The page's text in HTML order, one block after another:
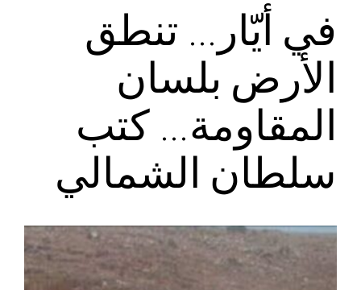
في أيّار… تنطق
الأرض بلسان
المقاومة… كتب
سلطان الشمالي